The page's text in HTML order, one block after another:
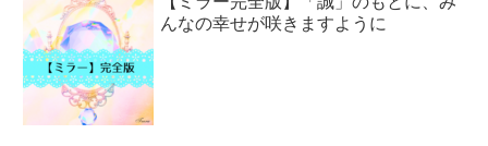
んなの幸せが咲きますように